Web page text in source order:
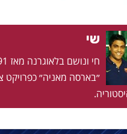
שי
״בארסה מאניה״ כפרויקט